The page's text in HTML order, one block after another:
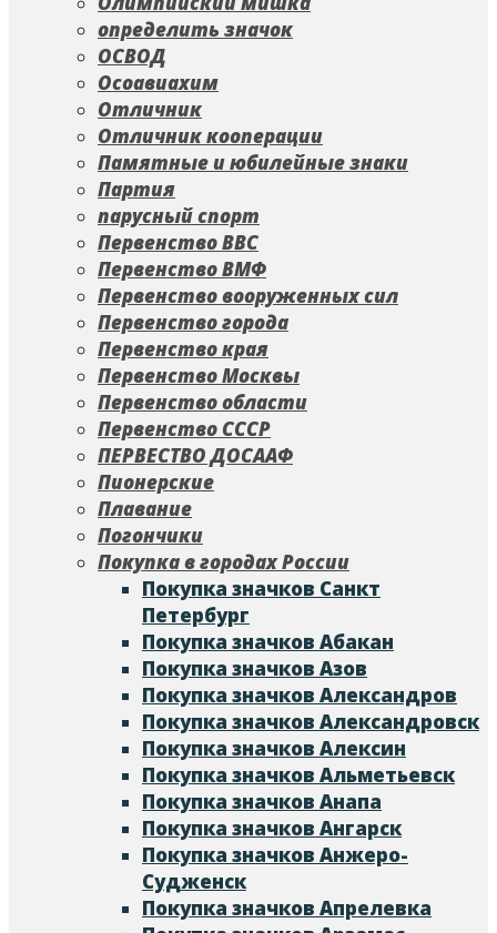
определить значок
ОСВОД
Осоавиахим
Отличник
Отличник кооперации
Памятные и юбилейные знаки
Партия
парусный спорт
Первенство ВВС
Первенство ВМФ
Первенство вооруженных сил
Первенство города
Первенство края
Первенство Москвы
Первенство области
Первенство СССР
ПЕРВЕСТВО ДОСААФ
Пионерские
Плавание
Погончики
Покупка в городах России
Покупка значков Cанкт
Петербург
Покупка значков Абакан
Покупка значков Азов
Покупка значков Александров
Покупка значков Александровск
Покупка значков Алексин
Покупка значков Альметьевск
Покупка значков Анапа
Покупка значков Ангарск
Покупка значков Анжеро-
Судженск
Покупка значков Апрелевка